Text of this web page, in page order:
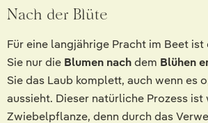
Nach der Blüte
Für eine langjährige Pracht im Beet
Sie nur die Blumen nachdem Blühen
Sie das Laub komplett, auch wenn es
aussieht. Dieser natürliche Prozess
Zwiebelpflanze, denn durch das